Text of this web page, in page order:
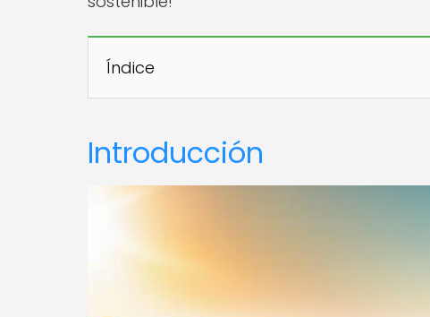
Índice
Introducción